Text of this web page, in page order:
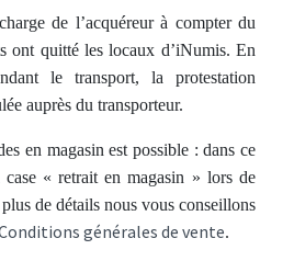
de l’acquéreur à compter du
ont quitté les locaux d’iNumis. En
le transport, la protestation
auprès du transporteur.
en magasin est possible : dans ce
« retrait en magasin » lors de
de détails nous vous conseillons
générales de vente.